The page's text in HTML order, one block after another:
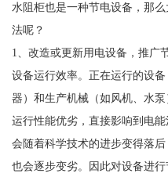
水阻柜也是一种节电设备，那
法呢？
1、改造或更新用电设备，推广
设备运行效率。正在运行的设
器）和生产机械（如风机、水
运行性能优劣，直接影响到电
会随着科学技术的进步变得落
也会逐步变劣。因此对设备进